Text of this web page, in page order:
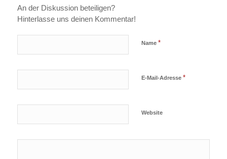
An der Diskussion beteiligen?
Hinterlasse uns deinen Kommentar!
Name *
E-Mail-Adresse *
Website